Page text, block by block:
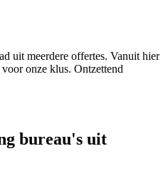
uit meerdere offertes. Vanuit hier
onze klus. Ontzettend
bureau's uit